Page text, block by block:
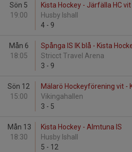
Sön 5
19:00
Kista Hockey - Järfälla HC vit
Husby Ishall
4 - 9
Mån 6
18:05
Spånga IS IK blå - Kista
Stricct Travel Arena
3 - 9
Sön 12
15:00
Mälarö Hockeyförening vit -
Vikingahallen
3 - 5
Mån 13
18:30
Kista Hockey - Almtuna IS
Husby Ishall
5 - 12